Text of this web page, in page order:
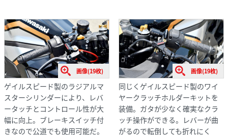
画像(19枚)
ゲイルスピード製のラジアルマ
スターシリンダーにより、レバ
ータッチとコントロール性が大
幅に向上。ブレーキスイッチ付
きなので公道でも使用可能だ。
画像(19枚)
同じくゲイルスピード製のワイ
ヤークラッチホルダーキットを
装備。ガタが少なく確実なクラ
ッチ操作ができる。レバーが曲
がるので転倒しても折れにく